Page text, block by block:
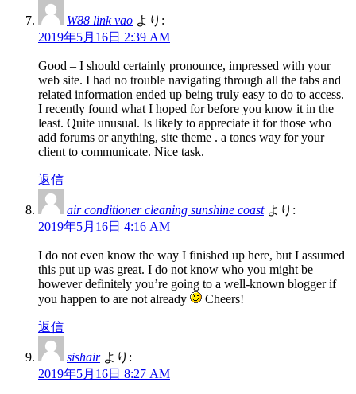
W88 link vao より:
2019年5月16日 2:39 AM
Good – I should certainly pronounce, impressed with your
web site. I had no trouble navigating through all the tabs and
related information ended up being truly easy to do to access.
I recently found what I hoped for before you know it in the
least. Quite unusual. Is likely to appreciate it for those who
add forums or anything, site theme . a tones way for your
client to communicate. Nice task.
返信
air conditioner cleaning sunshine coast より:
2019年5月16日 4:16 AM
I do not even know the way I finished up here, but I assumed
this put up was great. I do not know who you might be
however definitely you’re going to a well-known blogger if
you happen to are not already
Cheers!
返信
sishair より:
2019年5月16日 8:27 AM